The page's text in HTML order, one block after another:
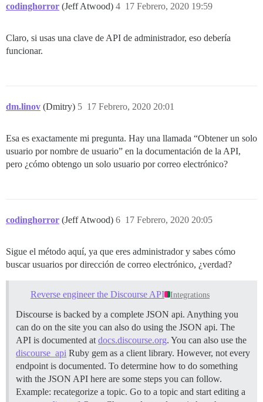
codinghorror (Jeff Atwood) 17 Febrero, 2020 19:59
4
Claro, si usas una clave de API de administrador, eso debería
funcionar.
dm.linov (Dmitry) 17 Febrero, 2020 20:01
5
Esa es exactamente mi pregunta. Hay una llamada “Obtener un solo
usuario por nombre de usuario” en la documentación de la API,
pero ¿cómo obtengo un solo usuario por correo electrónico?
codinghorror (Jeff Atwood) 17 Febrero, 2020 20:05
6
Sigue el método aquí, ya que eres administrador y sabes cómo
buscar usuarios por dirección de correo electrónico, ¿verdad?
Reverse engineer the Discourse API Integrations
Discourse is backed by a complete JSON api. Anything you
can do on the site you can also do using the JSON api. The
API is documented at docs.discourse.org. You can also use the
discourse_api Ruby gem as a client library. However, not every
endpoint is documented. To determine how to do something
with the JSON API here are some steps you can follow.
Example: recategorize a topic. Go to a topic and start editing a